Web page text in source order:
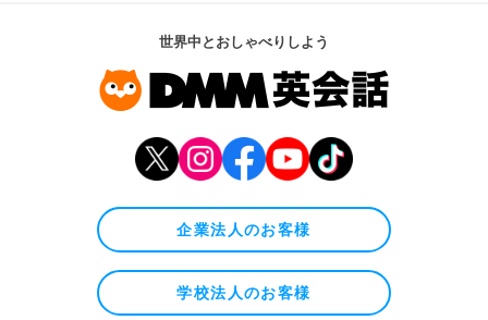
世界中とおしゃべりしよう
企業法人のお客様
学校法人のお客様